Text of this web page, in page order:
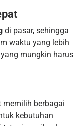
di pasar, sehingga
waktu yang lebih
mungkin harus
memilih berbagai
kebutuhan